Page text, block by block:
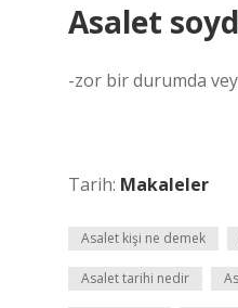
Asalet
-zor bir durumda
Tarih: Makaleler
Asalet kişi ne demek
Asalet tarihi nedir